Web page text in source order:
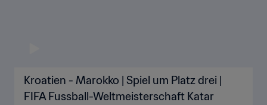
Kroatien - Marokko | Spiel um Platz drei |
FIFA Fussball-Weltmeisterschaft Katar